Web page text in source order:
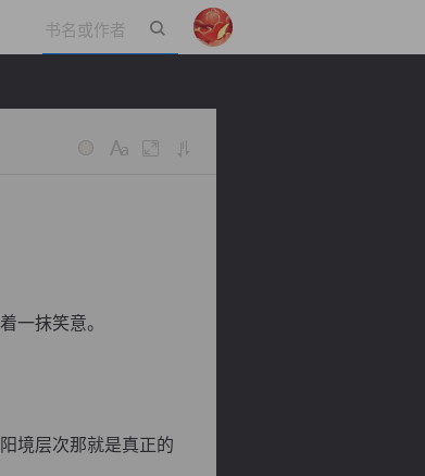
一抹笑意。
境层次那就是真正的